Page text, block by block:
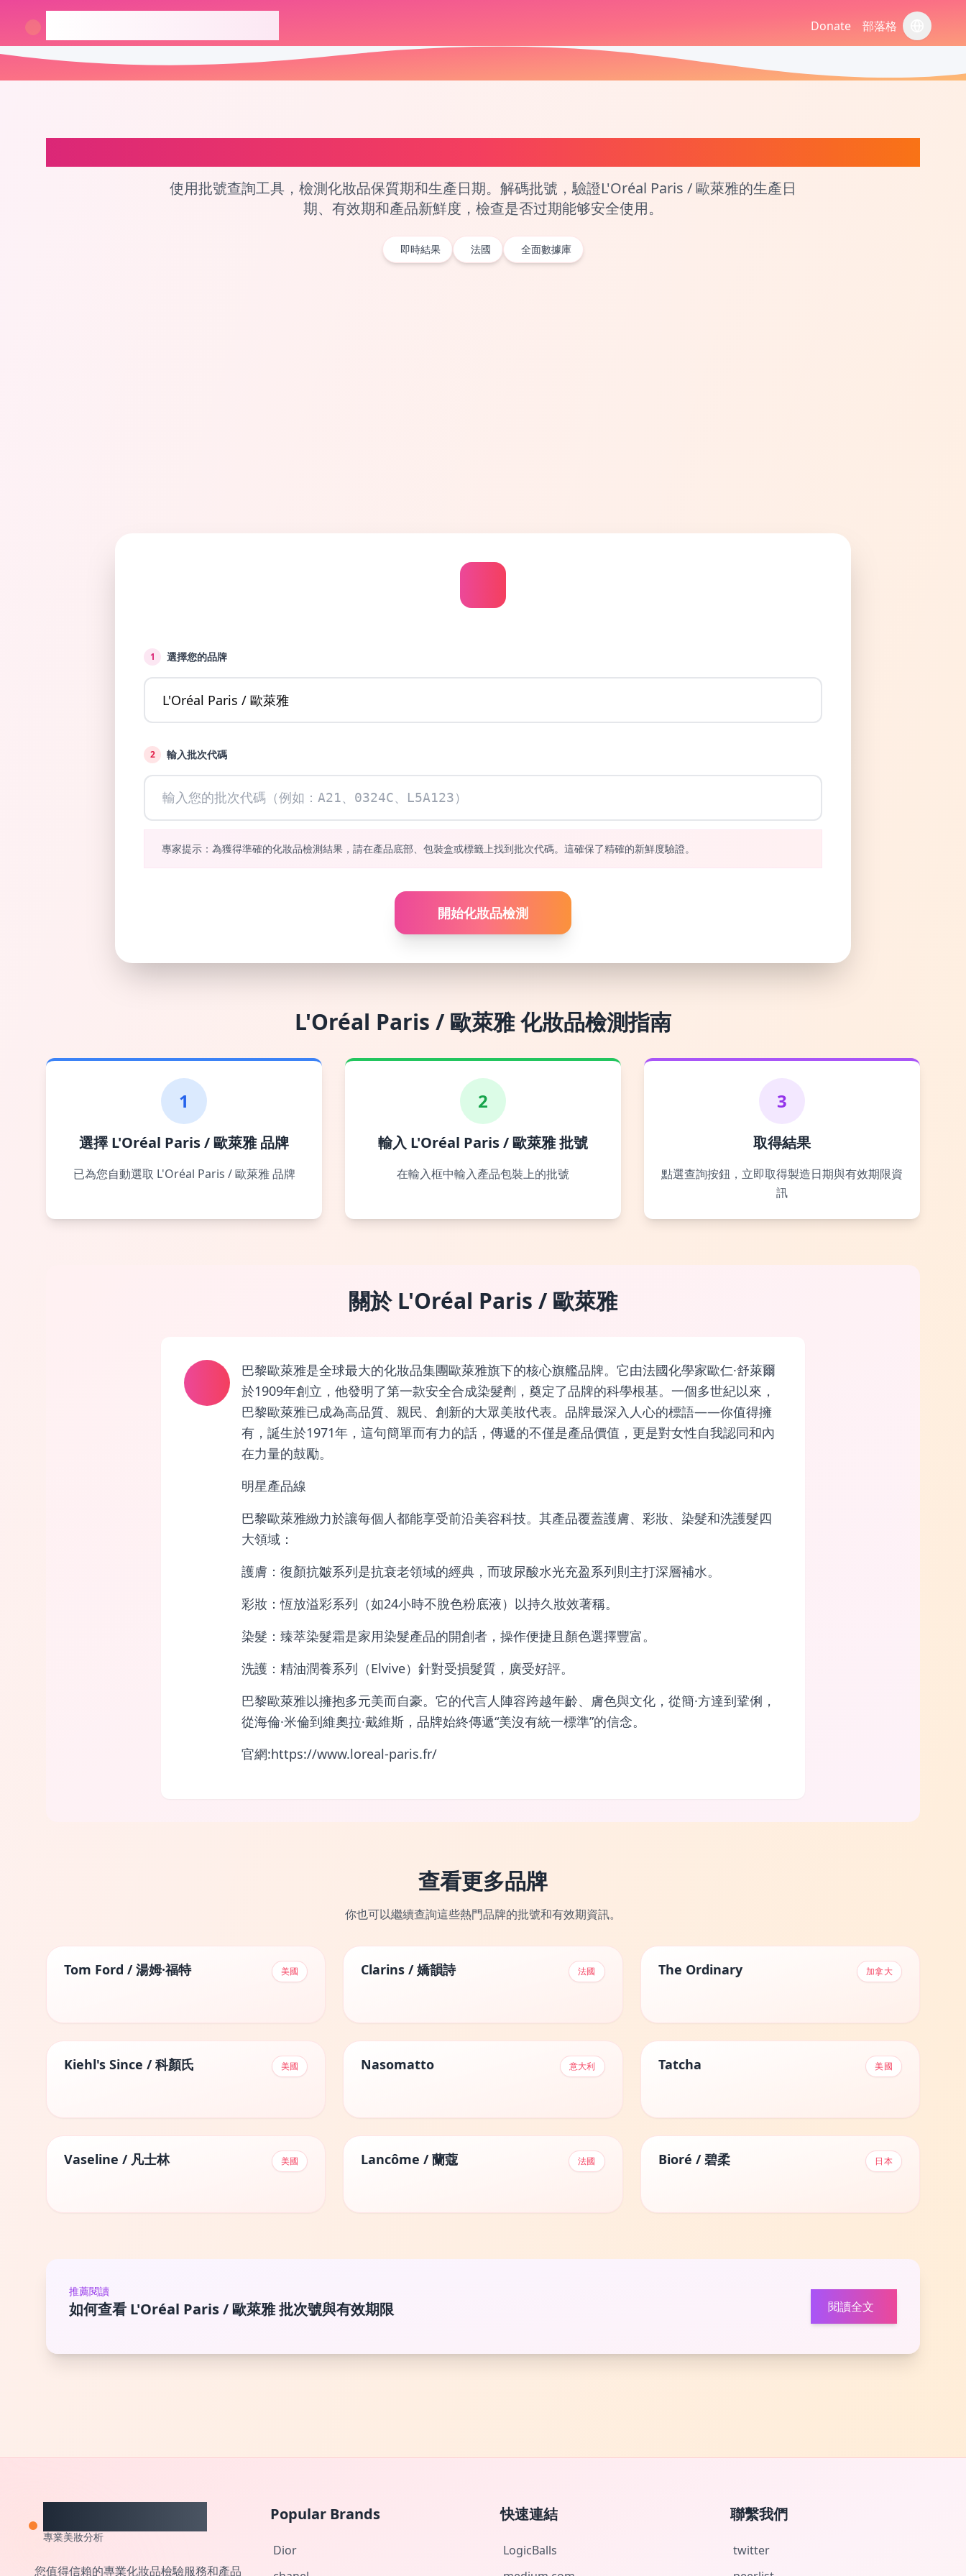
Donate 部落格 切换语言
使用批號查詢工具，檢測化妝品保質期和生產日期。解碼批號，驗證L'Oréal Paris / 歐萊雅的生產日
期、有效期和產品新鮮度，檢查是否过期能够安全使用。
即時結果 法國 全面數據庫
1 選擇您的品牌
2 輸入批次代碼
專家提示：為獲得準確的化妝品檢測結果，請在產品底部、包裝盒或標籤上找到批次代碼。這確保了精確的新鮮度驗證。
開始化妝品檢測
L'Oréal Paris / 歐萊雅化妝品檢測指南
1
選擇 L'Oréal Paris / 歐萊雅 品牌
已為您自動選取 L'Oréal Paris / 歐萊雅 品牌
2
輸入 L'Oréal Paris / 歐萊雅 批號
在輸入框中輸入產品包裝上的批號
3
取得結果
點選查詢按鈕，立即取得製造日期與有效期限資
訊
關於 L'Oréal Paris / 歐萊雅
巴黎歐萊雅是全球最大的化妝品集團歐萊雅旗下的核心旗艦品牌。它由法國化學家歐仁·舒萊爾
於1909年創立，他發明了第一款安全合成染髮劑，奠定了品牌的科學根基。一個多世紀以來，
巴黎歐萊雅已成為高品質、親民、創新的大眾美妝代表。品牌最深入人心的標語——你值得擁
有，誕生於1971年，這句簡單而有力的話，傳遞的不僅是產品價值，更是對女性自我認同和內
在力量的鼓勵。
明星產品線
巴黎歐萊雅緻力於讓每個人都能享受前沿美容科技。其產品覆蓋護膚、彩妝、染髮和洗護髮四
大領域：
護膚：復顏抗皺系列是抗衰老領域的經典，而玻尿酸水光充盈系列則主打深層補水。
彩妝：恆放溢彩系列（如24小時不脫色粉底液）以持久妝效著稱。
染髮：臻萃染髮霜是家用染髮產品的開創者，操作便捷且顏色選擇豐富。
洗護：精油潤養系列（Elvive）針對受損髮質，廣受好評。
巴黎歐萊雅以擁抱多元美而自豪。它的代言人陣容跨越年齡、膚色與文化，從簡·方達到鞏俐，
從海倫·米倫到維奧拉·戴維斯，品牌始終傳遞“美沒有統一標準”的信念。
官網:https://www.loreal-paris.fr/
查看更多品牌
你也可以繼續查詢這些熱門品牌的批號和有效期資訊。
Tom Ford / 湯姆·福特 美國 Clarins / 嬌韻詩 法國 The Ordinary 加拿大
Kiehl's Since / 科顏氏 美國 Nasomatto 意大利 Tatcha 美國
Vaseline / 凡士林 美國 Lancôme / 蘭蔻 法國 Bioré / 碧柔 日本
推薦閱讀
如何查看 L'Oréal Paris / 歐萊雅 批次號與有效期限 閱讀全文
專業美妝分析
您值得信賴的專業化妝品檢驗服務和產品
Popular Brands
Dior
快速連結
LogicBalls
聯繫我們
twitter